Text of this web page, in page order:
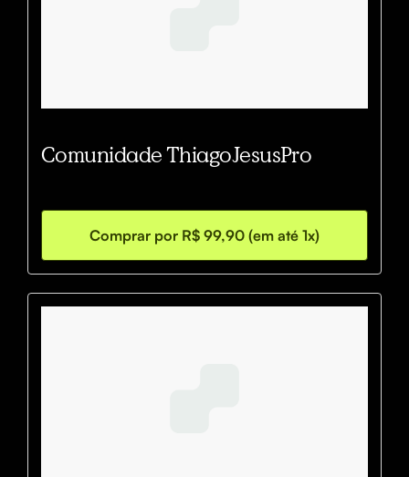
Comunidade ThiagoJesusPro
Comprar por R$ 99,90 (em até 1x)